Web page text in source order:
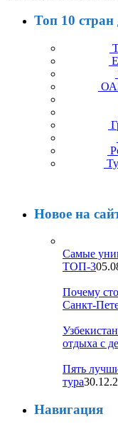
Топ 10
Новое на
Самые
ТОП-3
Почему
Санкт-
отдыха с
Пять
тура
Навигация